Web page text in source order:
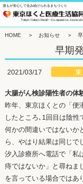
誰もが安心して住み続けられるまちづくり
HOME > お知らせ >
早期
2021/03/17 東
大腸がん検診陽性者の体
昨年、東京ほくとの「便
したところ､1回目は陰性
何かの間違いではないか
ら、やはり結果は同じで
汐入診療所へ電話で「私
痔ではないか」と尋ねま
を言っている場合ではあ